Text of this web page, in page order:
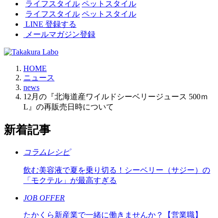
ライフスタイル ペットスタイル
ライフスタイル ペットスタイル
LINE 登録する
メールマガジン登録
HOME
ニュース
news
12月の『北海道産ワイルドシーベリージュース 500ｍ
L』の再販売日時について
新着記事
コラムレシピ
飲む美容液で夏を乗り切る！シーベリー（サジー）の
「モクテル」が最高すぎる
JOB OFFER
たかくら新産業で一緒に働きませんか？【営業職】